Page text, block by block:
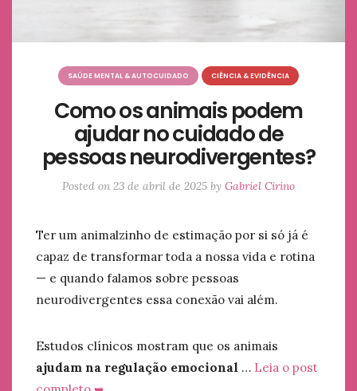
SAÚDE MENTAL & AUTOCUIDADO CIÊNCIA & EVIDÊNCIA
Como os animais podem
ajudar no cuidado de
pessoas neurodivergentes?
Posted on 23 de abril de 2025 by Gabriel Cirino
Ter um animalzinho de estimação por si só já é
capaz de transformar toda a nossa vida e rotina
— e quando falamos sobre pessoas
neurodivergentes essa conexão vai além.
Estudos clínicos mostram que os animais
ajudam na regulação emocional … Leia o post